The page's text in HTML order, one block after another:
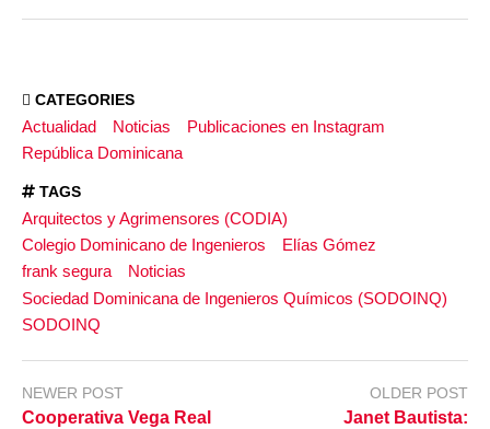
CATEGORIES
Actualidad Noticias
Publicaciones en Instagram
República Dominicana
TAGS
Arquitectos y Agrimensores (CODIA)
Colegio Dominicano de Ingenieros
Elías Gómez
frank segura
Noticias
Sociedad Dominicana de Ingenieros Químicos (SODOINQ)
SODOINQ
NEWER POST
Cooperativa Vega Real
OLDER POST
Janet Bautista: